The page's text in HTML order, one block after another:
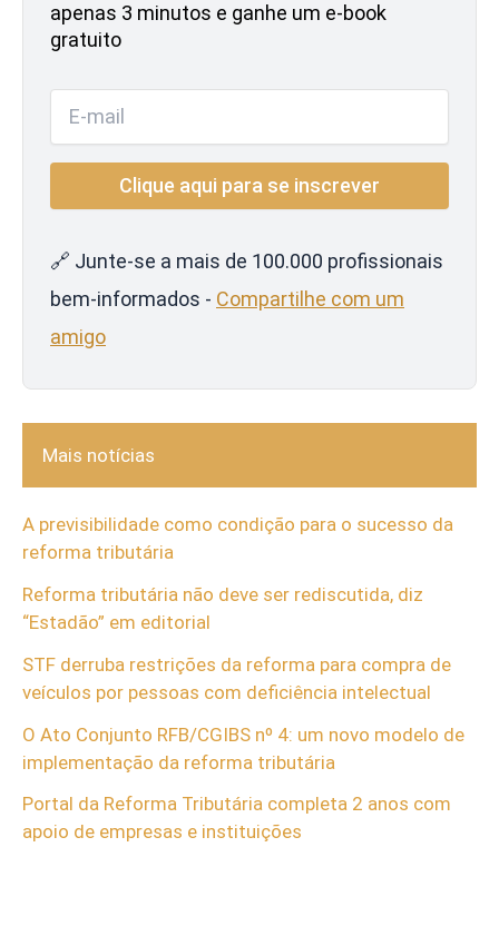
apenas 3 minutos e ganhe um e-book
gratuito
🔗 Junte-se a mais de 100.000 profissionais
bem-informados - Compartilhe com um
amigo
Mais notícias
A previsibilidade como condição para o sucesso da
reforma tributária
Reforma tributária não deve ser rediscutida, diz
“Estadão” em editorial
STF derruba restrições da reforma para compra de
veículos por pessoas com deficiência intelectual
O Ato Conjunto RFB/CGIBS nº 4: um novo modelo de
implementação da reforma tributária
Portal da Reforma Tributária completa 2 anos com
apoio de empresas e instituições